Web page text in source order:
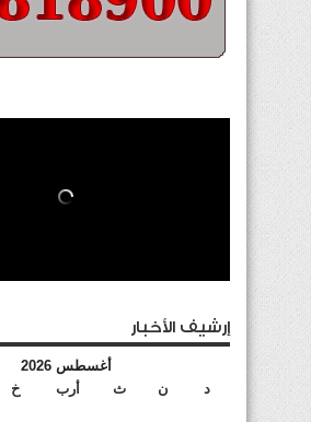
إرشيف الأخبار
أغسطس 2026
د
ن ث أرب خ